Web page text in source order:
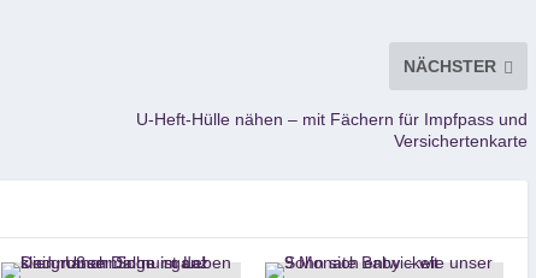
NÄCHSTER
U-Heft-Hülle nähen – mit Fächern für Impfpass und
Versichertenkarte